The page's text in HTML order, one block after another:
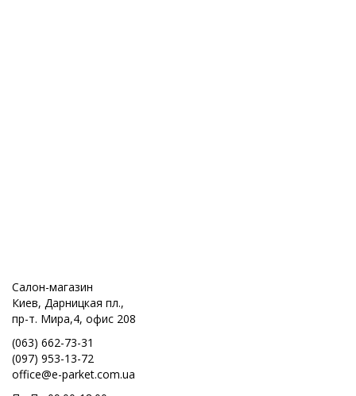
Салон-магазин
Киев, Дарницкая пл.,
пр-т. Мира,4, офис 208
(063) 662-73-31
(097) 953-13-72
office@e-parket.com.ua